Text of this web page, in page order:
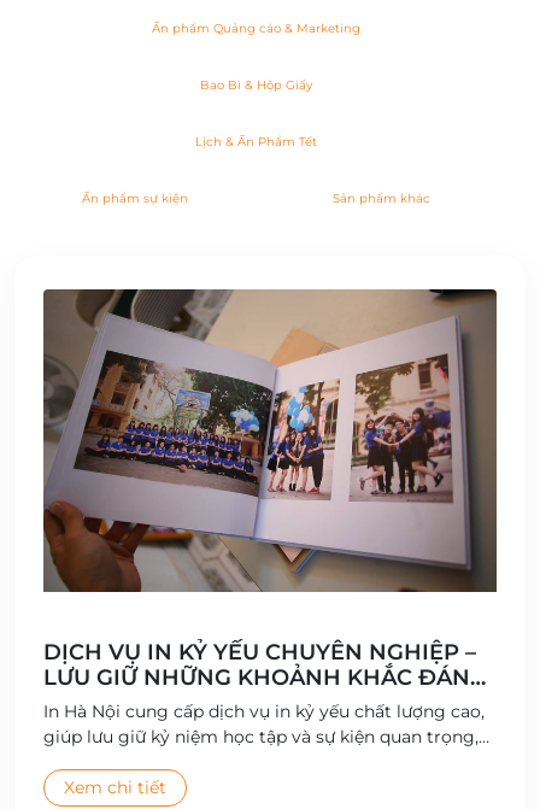
Ấn phẩm Quảng cáo & Marketing
Bao Bì & Hộp Giấy
Lịch & Ấn Phẩm Tết
Ấn phẩm sự kiện Sản phẩm khác
DỊCH VỤ IN KỶ YẾU CHUYÊN NGHIỆP –
LƯU GIỮ NHỮNG KHOẢNH KHẮC ĐÁNG
NHỚ
In Hà Nội cung cấp dịch vụ in kỷ yếu chất lượng cao,
giúp lưu giữ kỷ niệm học tập và sự kiện quan trọng,
Xem chi tiết